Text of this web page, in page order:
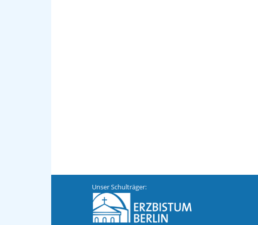
Unser Schulträger: